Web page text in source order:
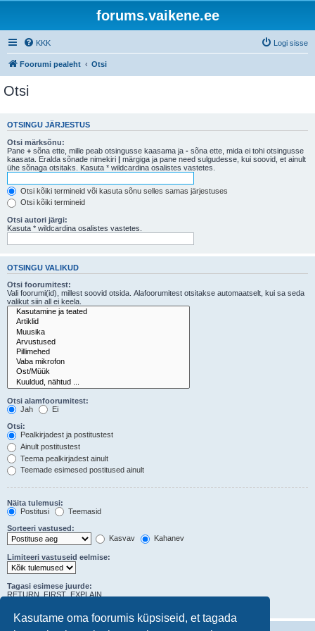
Kasutame oma foorumis küpsiseid, et tagada
forums.vaikene.ee
KKK Logi sisse
Foorumi pealeht Otsi
Otsi
OTSINGU JÄRJESTUS
Otsi märksõnu:
Pane + sõna ette, mille peab otsingusse kaasama ja - sõna ette, mida ei tohi otsingusse
kaasata. Eralda sõnade nimekiri | märgiga ja pane need sulgudesse, kui soovid, et ainult
ühe sõnaga otsitaks. Kasuta * wildcardina osalistes vastetes.
Otsi kõiki termineid või kasuta sõnu selles samas järjestuses
Otsi kõiki termineid
Otsi autori järgi:
Kasuta * wildcardina osalistes vastetes.
OTSINGU VALIKUD
Otsi foorumitest:
Vali foorumi(id), millest soovid otsida. Alafoorumitest otsitakse automaatselt, kui sa seda
valikut siin all ei keela.
Otsi alamfoorumitest:
Jah
Ei
Otsi:
Pealkirjadest ja postitustest
Ainult postitustest
Teema pealkirjadest ainult
Teemade esimesed postitused ainult
Näita tulemusi:
Postitusi
Teemasid
Sorteeri vastused:
Kasvav
Kahanev
Limiteeri vastuseid eelmise:
Tagasi esimese juurde:
RETURN_FIRST_EXPLAIN